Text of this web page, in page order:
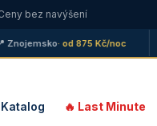
bez navýšení
· od 875 Kč/noc
Katalog 🔥 Last Minute